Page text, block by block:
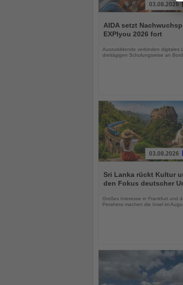
Sie
die
Nachrichten
03.08.2026
AIDA setzt
EXPIyou 2026 fort
Auszubildende verbinden digitales
dreitägigen Schulungsreise an
Sie
die
03.08.2026
Sri Lanka rückt Kultur
den Fokus deutscher
Großes Interesse in Frankfurt und
Perahera machen die Insel im